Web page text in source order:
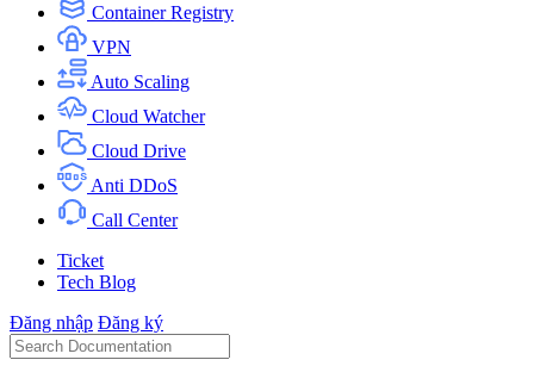
Container Registry
VPN
Auto Scaling
Cloud Watcher
Cloud Drive
Anti DDoS
Call Center
Ticket
Tech Blog
Đăng nhập Đăng ký